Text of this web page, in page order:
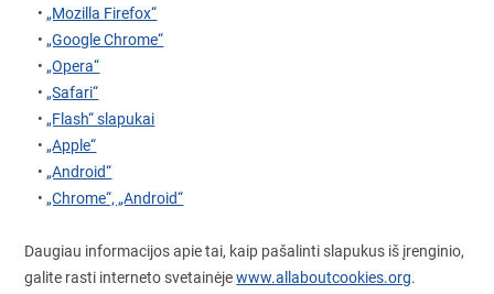
• „Mozilla Firefox“
• „Google Chrome“
• „Opera“
• „Safari“
• „Flash“ slapukai
• „Apple“
• „Android“
• „Chrome“, „Android“
Daugiau informacijos apie tai, kaip pašalinti slapukus iš įrenginio,
galite rasti interneto svetainėjewww.allaboutcookies.org.